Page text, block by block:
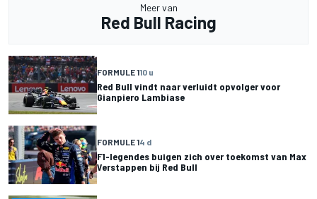
Meer van
Red Bull Racing
FORMULE 110 u
Red Bull vindt naar verluidt opvolger voor
Gianpiero Lambiase
FORMULE 14 d
F1-legendes buigen zich over toekomst van Max
Verstappen bij Red Bull